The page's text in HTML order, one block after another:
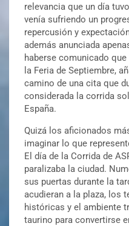
relevancia que un día
venía sufriendo un
repercusión y
además anunciada
haberse comunicado
la Feria de Septiembre,
camino de una cita que
considerada la corrida
España.
Quizá los aficionados
imaginar lo que
El día de la Corrida de
paralizaba la ciudad.
sus puertas durante la
acudieran a la plaza, los
históricas y el ambiente
taurino para convertirse